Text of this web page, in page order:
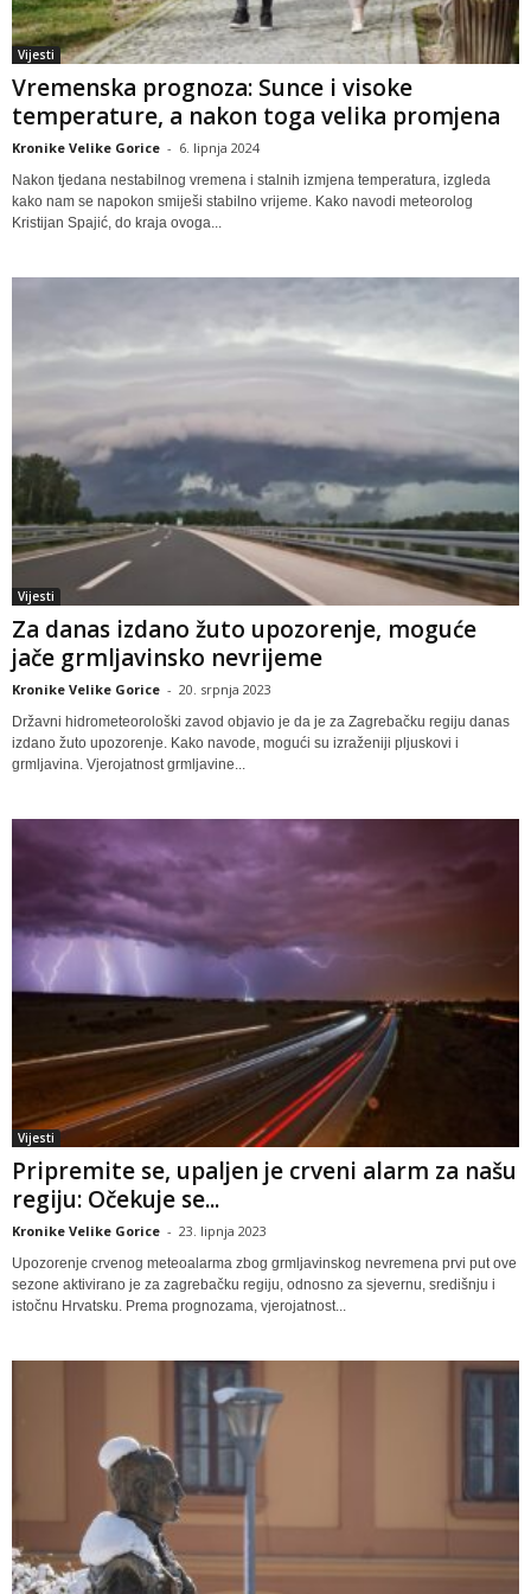
Vijesti
Vremenska prognoza: Sunce i visoke
temperature, a nakon toga velika promjena
Kronike Velike Gorice - 6. lipnja 2024
Nakon tjedana nestabilnog vremena i stalnih izmjena temperatura, izgleda
kako nam se napokon smiješi stabilno vrijeme. Kako navodi meteorolog
Kristijan Spajić, do kraja ovoga...
Vijesti
Za danas izdano žuto upozorenje, moguće
jače grmljavinsko nevrijeme
Kronike Velike Gorice - 20. srpnja 2023
Državni hidrometeorološki zavod objavio je da je za Zagrebačku regiju danas
izdano žuto upozorenje. Kako navode, mogući su izraženiji pljuskovi i
grmljavina. Vjerojatnost grmljavine...
Vijesti
Pripremite se, upaljen je crveni alarm za našu
regiju: Očekuje se...
Kronike Velike Gorice - 23. lipnja 2023
Upozorenje crvenog meteoalarma zbog grmljavinskog nevremena prvi put ove
sezone aktivirano je za zagrebačku regiju, odnosno za sjevernu, središnju i
istočnu Hrvatsku. Prema prognozama, vjerojatnost...